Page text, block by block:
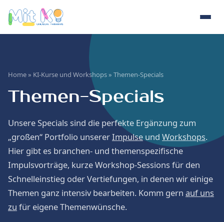
Home» KI-Kurse und Workshops» Themen-Specials
Themen-Specials
Unsere Specials sind die perfekte Ergänzung zum
„großen“ Portfolio unsererImpulseund Workshops.
Hier gibt es branchen- und themenspezifische
Impulsvorträge, kurze Workshop-Sessions für den
Schnelleinstieg oder Vertiefungen, in denen wir einige
Themen ganz intensiv bearbeiten. Komm gern auf uns
zu für eigene Themenwünsche.